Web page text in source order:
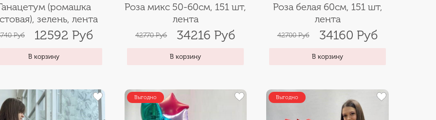
(ромашка
зелень, лента
Руб 12592 Руб
В корзину
Роза микс 50-60см, 151 шт,
лента
42770 Руб 34216 Руб
В корзину
Роза белая 60см, 151 шт,
лента
42700 Руб 34160 Руб
В корзину
Выгодно Выгодно